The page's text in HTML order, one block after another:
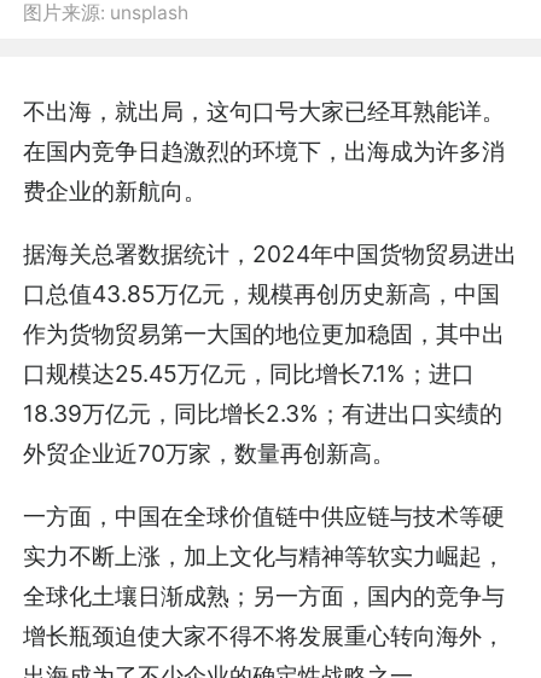
图片来源: unsplash
不出海，就出局，这句口号大家已经耳熟能详。
在国内竞争日趋激烈的环境下，出海成为许多消
费企业的新航向。
据海关总署数据统计，2024年中国货物贸易进出
口总值43.85万亿元，规模再创历史新高，中国
作为货物贸易第一大国的地位更加稳固，其中出
口规模达25.45万亿元，同比增长7.1%；进口
18.39万亿元，同比增长2.3%；有进出口实绩的
外贸企业近70万家，数量再创新高。
一方面，中国在全球价值链中供应链与技术等硬
实力不断上涨，加上文化与精神等软实力崛起，
全球化土壤日渐成熟；另一方面，国内的竞争与
增长瓶颈迫使大家不得不将发展重心转向海外，